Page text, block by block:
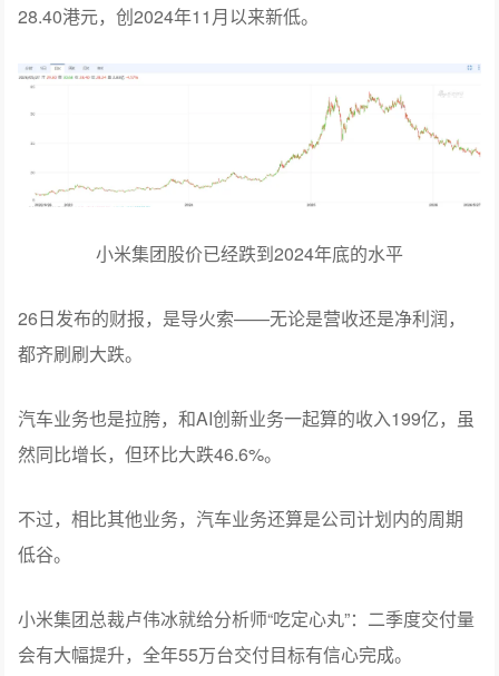
28.40港元，创2024年11月以来新低。
小米集团股价已经跌到2024年底的水平
26日发布的财报，是导火索——无论是营收还是净利润，
都齐刷刷大跌。
汽车业务也是拉胯，和AI创新业务一起算的收入199亿，虽
然同比增长，但环比大跌46.6%。
不过，相比其他业务，汽车业务还算是公司计划内的周期
低谷。
小米集团总裁卢伟冰就给分析师“吃定心丸”：二季度交付量
会有大幅提升，全年55万台交付目标有信心完成。